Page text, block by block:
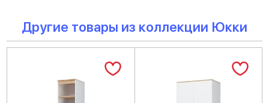
Другие товары из коллекции Юкки